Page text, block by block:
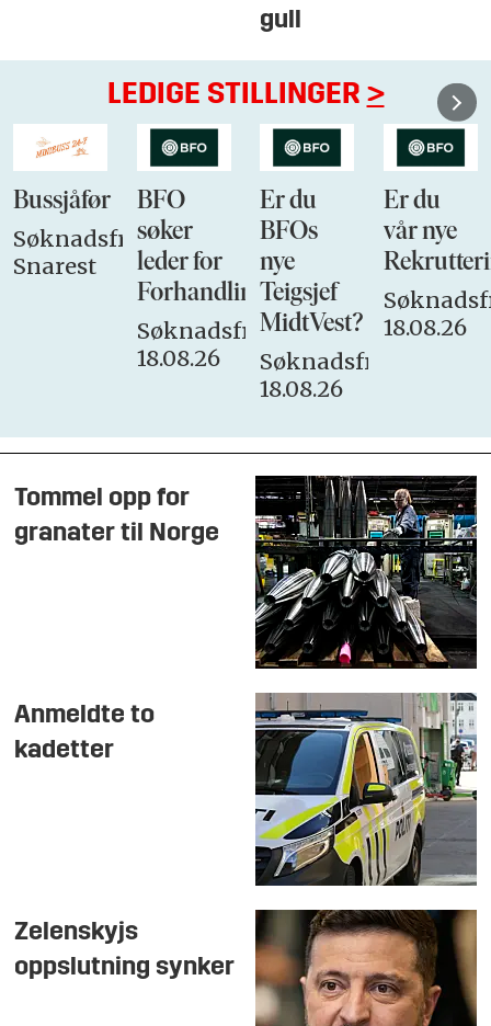
gull
LEDIGE STILLINGER >
Bussjåfør
Søknadsfrist:
Snarest
BFO
søker
leder for
Forhandlingsutvalget
Søknadsfrist:
18.08.26
Er du
BFOs
nye
Teigsjef
MidtVest?
Søknadsfrist:
18.08.26
Er du
vår nye
18.08.26
Tommel opp for
granater til Norge
Anmeldte to
kadetter
Zelenskyjs
oppslutning synker